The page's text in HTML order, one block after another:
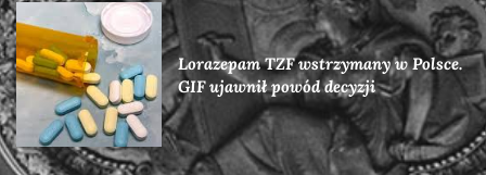
Lorazepam TZF wstrzymany w Polsce.
GIF ujawnił powód decyzji